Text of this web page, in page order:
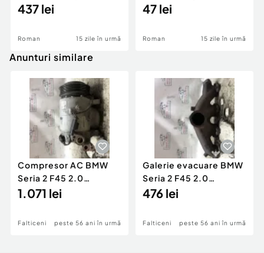
780542302 3.0 d 313
437 lei
Roman 15 zile în urmă
2005]
47 lei
Roman 15 zile în urmă
Anunturi similare
Compresor AC BMW
Seria 2 F45 2.0
Motorina 2016
1.071 lei
Falticeni peste 56 ani în urmă
Galerie evacuare BMW
Seria 2 F45 2.0
Motorina 2016
476 lei
Falticeni peste 56 ani în urmă